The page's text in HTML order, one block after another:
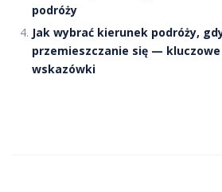
podróży
Jak wybrać kierunek podróży,
przemieszczanie się —
wskazówki